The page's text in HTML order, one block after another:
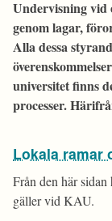
Undervisning vid
genom lagar,
Alla dessa
universitet finns
processer.
Lokala ramar
Från den här
gäller vid KAU.